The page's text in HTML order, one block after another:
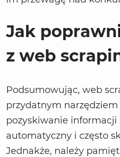
Jak
z web
Podsumowując, web
przydatnym
pozyskiwanie informacji
automatyczny i często
Jednakże, należy